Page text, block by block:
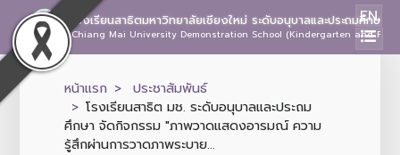
โรงเรียนสาธิตมหาวิทยาลัยเชียงใหม่ ระดับอนุบาลและประถมศึกษา
Chiang Mai University Demonstration School (Kindergarten and
EN
หน้าแรก
ประชาสัมพันธ์
โรงเรียนสาธิต มช. ระดับอนุบาลและประถม
ศึกษา จัดกิจกรรม "ภาพวาดแสดงอารมณ์ ความ
รู้สึกผ่านการวาดภาพระบาย...